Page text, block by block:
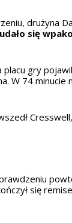
drużyna
się
placu gry
W 74 minucie
Cresswell,
się